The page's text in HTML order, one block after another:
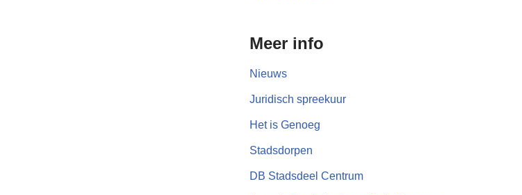
Meer info
Nieuws
Juridisch spreekuur
Het is Genoeg
Stadsdorpen
DB Stadsdeel Centrum